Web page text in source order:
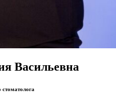
Васильевна
стоматолога